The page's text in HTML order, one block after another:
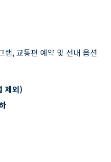
램, 교통편 예약 및 선내 옵션
제외)